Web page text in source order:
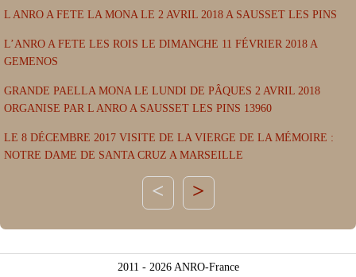
L ANRO A FETE LA MONA LE 2 AVRIL 2018 A SAUSSET LES PINS
L’ANRO A FETE LES ROIS LE DIMANCHE 11 FÉVRIER 2018 A
GEMENOS
GRANDE PAELLA MONA LE LUNDI DE PÂQUES 2 AVRIL 2018
ORGANISE PAR L ANRO A SAUSSET LES PINS 13960
LE 8 DÉCEMBRE 2017 VISITE DE LA VIERGE DE LA MÉMOIRE :
NOTRE DAME DE SANTA CRUZ A MARSEILLE
>
2011 - 2026 ANRO-France